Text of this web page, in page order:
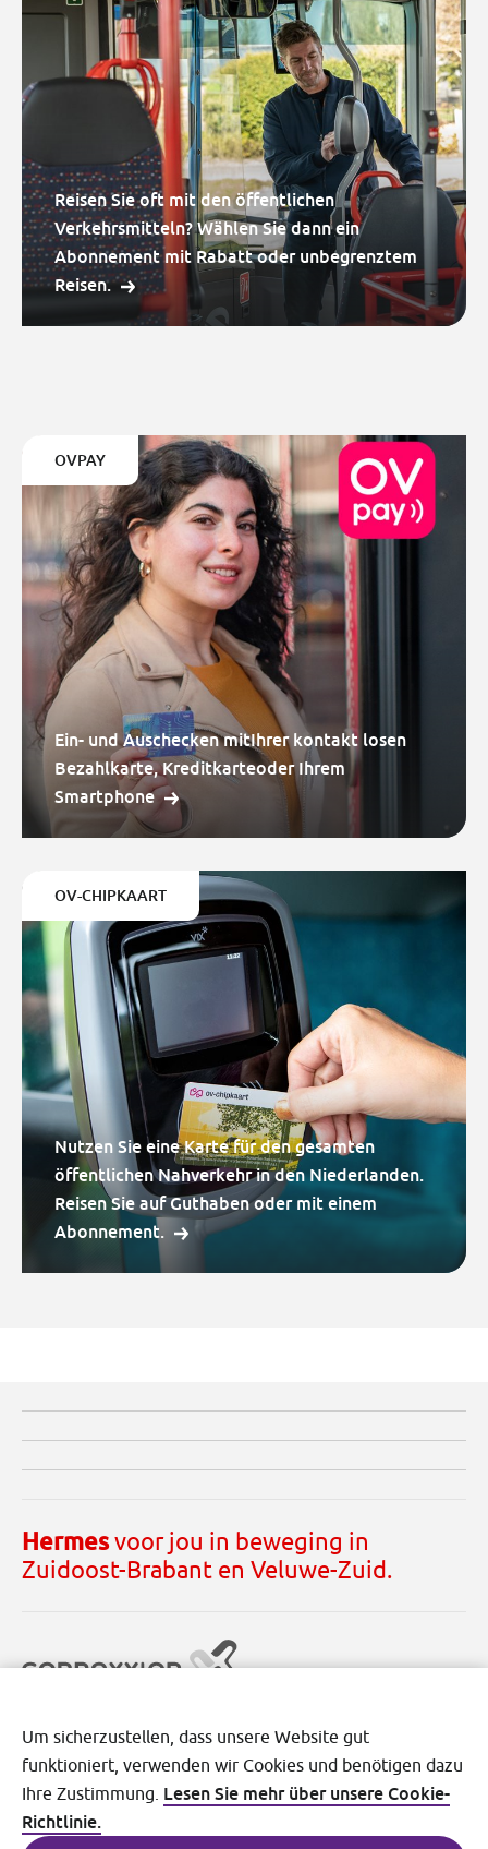
Reisen Sie oft mit den öffentlichen
Verkehrsmitteln? Wählen Sie dann ein
Abonnement mit Rabatt oder unbegrenztem
Reisen.
OVPAY
Ein- und Auschecken mitIhrer kontakt losen
Bezahlkarte, Kreditkarteoder Ihrem
Smartphone
OV-CHIPKAART
Nutzen Sie eine Karte für den gesamten
öffentlichen Nahverkehr in den Niederlanden.
Reisen Sie auf Guthaben oder mit einem
Abonnement.
Hermesvoor jou in beweging in
Zuidoost-Brabant en Veluwe-Zuid.
Um sicherzustellen, dass unsere Website gut
funktioniert, verwenden wir Cookies und benötigen dazu
Ihre Zustimmung. Lesen Sie mehr über unsere Cookie-
Richtlinie.